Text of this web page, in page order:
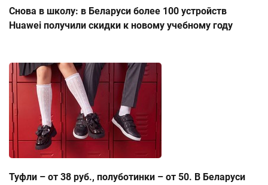
Снова в школу: в Беларуси более 100 устройств
Huawei получили скидки к новому учебному году
Туфли – от 38 руб., полуботинки – от 50. В Беларуси